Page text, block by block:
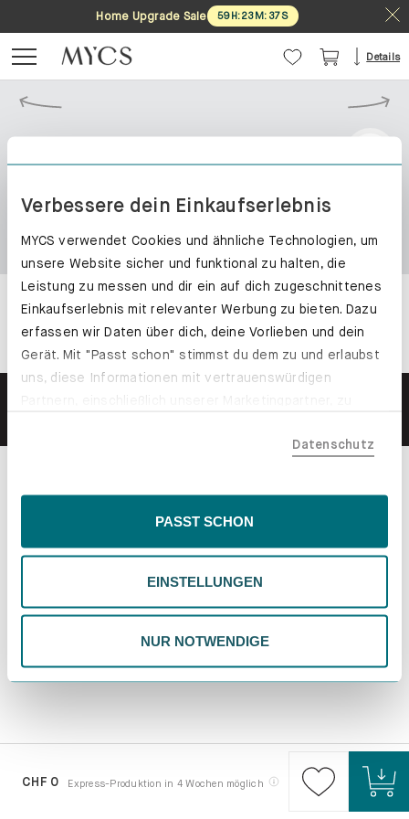
Verbessere dein Einkaufserlebnis
MYCS verwendet Cookies und ähnliche Technologien, um
unsere Website sicher und funktional zu halten, die
Leistung zu messen und dir ein auf dich zugeschnittenes
Einkaufserlebnis mit relevanter Werbung zu bieten. Dazu
erfassen wir Daten über dich, deine Vorlieben und dein
Gerät. Mit "Passt schon" stimmst du dem zu und erlaubst
uns, diese Informationen mit vertrauenswürdigen
der EU, beispielsweise in den USA, verarbeitet werden
Inhalte eingeschränkt sein könnten. Wähle
deiner Präferenzen. Du kannst deine Wahl jederzeit
ändern. Weitere Informationen findest du in unserer
Datenschutzrichtlinie.
Datenschutz
PASST SCHON
EINSTELLUNGEN
NUR NOTWENDIGE
Home Upgrade Sale 59H:23M: 37S
Details
CHF 0 Express-Produktion in 4 Wochen möglich